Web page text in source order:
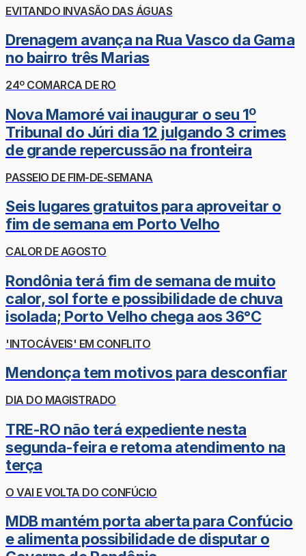
EVITANDO INVASÃO DAS ÁGUAS
Drenagem avança na Rua Vasco da Gama
no bairro três Marias
24º COMARCA DE RO
Nova Mamoré vai inaugurar o seu 1º
Tribunal do Júri dia 12 julgando 3 crimes
de grande repercussão na fronteira
PASSEIO DE FIM-DE-SEMANA
Seis lugares gratuitos para aproveitar o
fim de semana em Porto Velho
CALOR DE AGOSTO
Rondônia terá fim de semana de muito
calor, sol forte e possibilidade de chuva
isolada; Porto Velho chega aos 36°C
'INTOCÁVEIS' EM CONFLITO
Mendonça tem motivos para desconfiar
DIA DO MAGISTRADO
TRE-RO não terá expediente nesta
segunda-feira e retoma atendimento na
terça
O VAI E VOLTA DO CONFÚCIO
MDB mantém porta aberta para Confúcio
e alimenta possibilidade de disputar o